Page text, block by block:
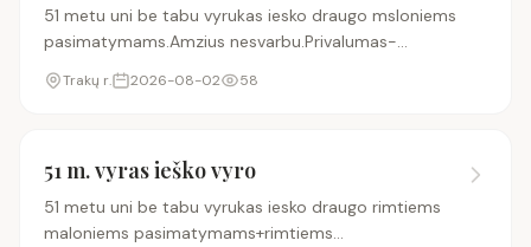
51 metu uni be tabu vyrukas iesko draugo msloniems
pasimatymams.Amzius nesvarbu.Privalumas-
auto.Pasyvus nedomina.Ir arciau Traku.Eiliniai sms
rasinetojai netrukdykit.Domins titai realus
Trakų r. 2026-08-02 58
51 m. vyras ieško vyro
51 metu uni be tabu vyrukas iesko draugo rimtiems
maloniems pasimatymams+rimtiems